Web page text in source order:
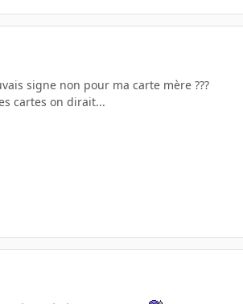
signe non pour ma carte mère ???
cartes on dirait...